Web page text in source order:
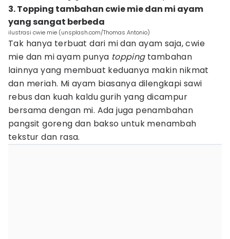
3. Topping tambahan cwie mie dan mi ayam
yang sangat berbeda
ilustrasi cwie mie (unsplash.com/Thomas Antonio)
Tak hanya terbuat dari mi dan ayam saja, cwie
mie dan mi ayam punya toppingtambahan
lainnya yang membuat keduanya makin nikmat
dan meriah. Mi ayam biasanya dilengkapi sawi
rebus dan kuah kaldu gurih yang dicampur
bersama dengan mi. Ada juga penambahan
pangsit goreng dan bakso untuk menambah
tekstur dan rasa.